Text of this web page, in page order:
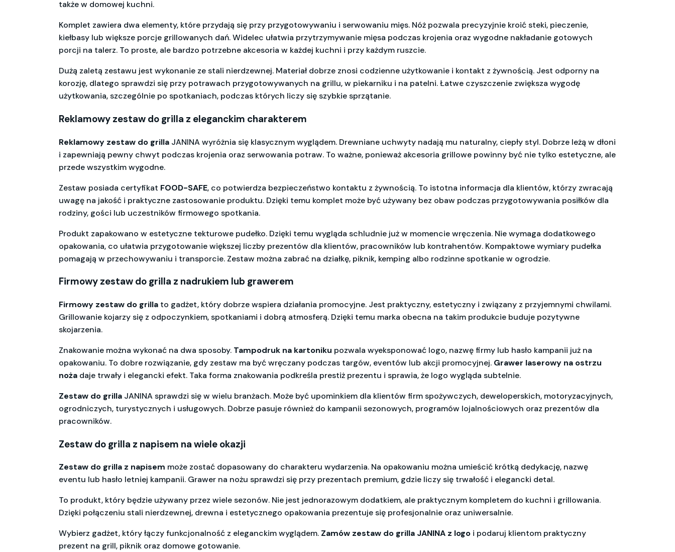
także w domowej kuchni.
Komplet zawiera dwa elementy, które przydają się przy przygotowywaniu i serwowaniu mięs. Nóż pozwala precyzyjnie kroić steki, pieczenie,
kiełbasy lub większe porcje grillowanych dań. Widelec ułatwia przytrzymywanie mięsa podczas krojenia oraz wygodne nakładanie gotowych
porcji na talerz. To proste, ale bardzo potrzebne akcesoria w każdej kuchni i przy każdym ruszcie.
Dużą zaletą zestawu jest wykonanie ze stali nierdzewnej. Materiał dobrze znosi codzienne użytkowanie i kontakt z żywnością. Jest odporny na
korozję, dlatego sprawdzi się przy potrawach przygotowywanych na grillu, w piekarniku i na patelni. Łatwe czyszczenie zwiększa wygodę
użytkowania, szczególnie po spotkaniach, podczas których liczy się szybkie sprzątanie.
Reklamowy zestaw do grilla z eleganckim charakterem
Reklamowy zestaw do grilla JANINA wyróżnia się klasycznym wyglądem. Drewniane uchwyty nadają mu naturalny, ciepły styl. Dobrze leżą w dłoni
i zapewniają pewny chwyt podczas krojenia oraz serwowania potraw. To ważne, ponieważ akcesoria grillowe powinny być nie tylko estetyczne, ale
przede wszystkim wygodne.
Zestaw posiada certyfikat FOOD-SAFE, co potwierdza bezpieczeństwo kontaktu z żywnością. To istotna informacja dla klientów, którzy zwracają
uwagę na jakość i praktyczne zastosowanie produktu. Dzięki temu komplet może być używany bez obaw podczas przygotowywania posiłków dla
rodziny, gości lub uczestników firmowego spotkania.
Produkt zapakowano w estetyczne tekturowe pudełko. Dzięki temu wygląda schludnie już w momencie wręczenia. Nie wymaga dodatkowego
opakowania, co ułatwia przygotowanie większej liczby prezentów dla klientów, pracowników lub kontrahentów. Kompaktowe wymiary pudełka
pomagają w przechowywaniu i transporcie. Zestaw można zabrać na działkę, piknik, kemping albo rodzinne spotkanie w ogrodzie.
Firmowy zestaw do grilla z nadrukiem lub grawerem
Firmowy zestaw do grilla to gadżet, który dobrze wspiera działania promocyjne. Jest praktyczny, estetyczny i związany z przyjemnymi chwilami.
Grillowanie kojarzy się z odpoczynkiem, spotkaniami i dobrą atmosferą. Dzięki temu marka obecna na takim produkcie buduje pozytywne
skojarzenia.
Znakowanie można wykonać na dwa sposoby. Tampodruk na kartoniku pozwala wyeksponować logo, nazwę firmy lub hasło kampanii już na
opakowaniu. To dobre rozwiązanie, gdy zestaw ma być wręczany podczas targów, eventów lub akcji promocyjnej. Grawer laserowy na ostrzu
noża daje trwały i elegancki efekt. Taka forma znakowania podkreśla prestiż prezentu i sprawia, że logo wygląda subtelnie.
Zestaw do grilla JANINA sprawdzi się w wielu branżach. Może być upominkiem dla klientów firm spożywczych, deweloperskich, motoryzacyjnych,
ogrodniczych, turystycznych i usługowych. Dobrze pasuje również do kampanii sezonowych, programów lojalnościowych oraz prezentów dla
pracowników.
Zestaw do grilla z napisem na wiele okazji
Zestaw do grilla z napisem może zostać dopasowany do charakteru wydarzenia. Na opakowaniu można umieścić krótką dedykację, nazwę
eventu lub hasło letniej kampanii. Grawer na nożu sprawdzi się przy prezentach premium, gdzie liczy się trwałość i elegancki detal.
To produkt, który będzie używany przez wiele sezonów. Nie jest jednorazowym dodatkiem, ale praktycznym kompletem do kuchni i grillowania.
Dzięki połączeniu stali nierdzewnej, drewna i estetycznego opakowania prezentuje się profesjonalnie oraz uniwersalnie.
Wybierz gadżet, który łączy funkcjonalność z eleganckim wyglądem. Zamów zestaw do grilla JANINA z logo i podaruj klientom praktyczny
prezent na grill, piknik oraz domowe gotowanie.